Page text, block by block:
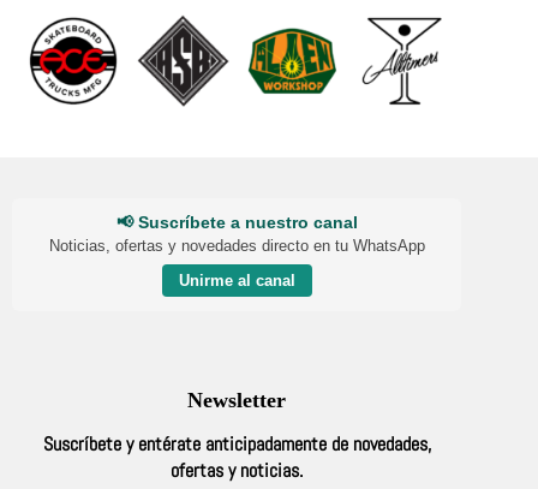
📢 Suscríbete a nuestro canal
Noticias, ofertas y novedades directo en tu WhatsApp
Unirme al canal
Newsletter
Suscríbete y entérate anticipadamente de novedades,
ofertas y noticias.